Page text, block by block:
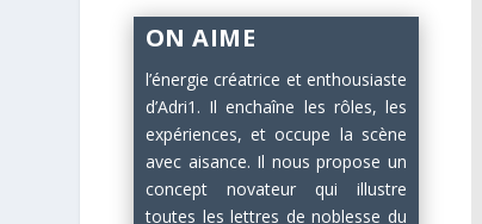
ON AIME
l’énergie créatrice et enthousiaste
d’Adri1. Il enchaîne les rôles, les
expériences, et occupe la scène
avec aisance. Il nous propose un
concept novateur qui illustre
toutes les lettres de noblesse du